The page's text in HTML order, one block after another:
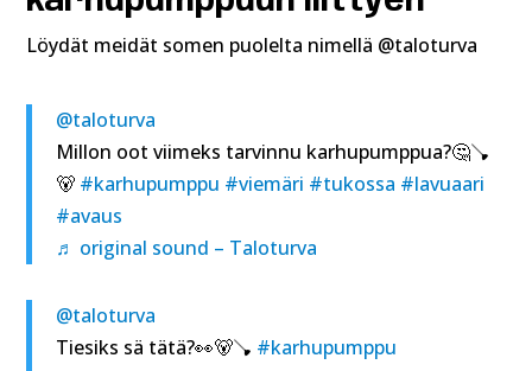
Löydät meidät somen puolelta nimellä @taloturva
@taloturva
Millon oot viimeks tarvinnu karhupumppua?🤔🪠
🐻 #karhupumppu #viemäri #tukossa #lavuaari
#avaus
♬ original sound – Taloturva
@taloturva
Tiesiks sä tätä?👀🐻🪠 #karhupumppu